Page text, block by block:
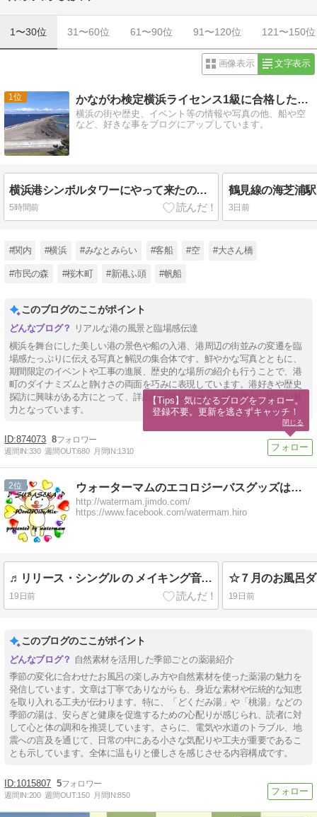
1〜30位 31〜60位 61〜90位 91〜120位 121〜150位
画像表示 文字表示
1 かながわ検定横浜ライセンス1級に合格したのでブログ続けて…
横浜の街や歴史、イベント等の情報や写真の他、船や空
など、好きな事をブログにアップしています。
横浜港シンボルタワーにやって来たのは2年ぶり、新本牧ふ頭の工事はどうなった？
5時間前 3日前
#関内 #横浜 #みなとみらい #客船 #空 #大さん橋
#市民の森 #桜木町 #新港ふ頭 #帆船
このブログのここがポイント
リアルな港の風景と臨場感伝達
横浜を舞台にした美しい港の景色や船の入港、港周辺の街並みの変遷を臨
場感たっぷりに伝える写真と解説の集合体です。鮮やかな写真とともに、
期間限定のイベントや工事の進展、歴史的な場所の紹介も行うことで、港
町のダイナミズムと静けさの両面を巧みに表現しています。港好きや歴史
探訪に興味がある方にとって、詳細な現場レポートと情緒豊かな描写が魅
力となっています。
874073 8
週間IN:330 週間OUT:680 月間IN:1310
2 ウォーターマムのエコロジーバスグッズはおん＆エコロジーソング
http://watermam.jimdo.com/
https://www.facebook.com/watermam.hiro
♬リリース・シングル の メイキング音源♬
19日前
☆７月のお風呂
19日前
このブログのここがポイント
自然素材を活用した季節ごとの薬湯紹介
季節の変化に合わせたお風呂の楽しみ方や自然素材を使った薬湯の魅力を
発信しています。文章は丁寧でありながらも、身近な素材や伝統的な知恵
を取り入れる工夫が伝わります。特に、「どくだみ湯」や「桃湯」などの
季節の湯は、安らぎと健康を促進するための心配りが感じられ、読者に対
して心と体の調和を推奨しています。さらに、電気や水道のトラブル、地
震への言及を通じて、日常の中にある小さな気配りや工夫が重要であるこ
とも示しています。全体に温もりと優しさを感じさせる内容構成です。
1015807 5
週間IN:200 週間OUT:150 月間IN:850
【Tips】気になるブログをフォロー。
登録不要。更新を逃さずキャッチ！
閉じる